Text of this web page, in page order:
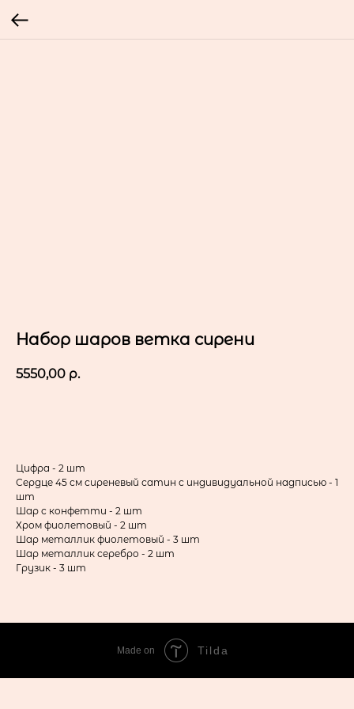
Набор шаров ветка сирени
5550,00 р.
Цифра - 2 шт
Сердце 45 см сиреневый сатин с индивидуальной надписью - 1
шт
Шар с конфетти - 2 шт
Хром фиолетовый - 2 шт
Шар металлик фиолетовый - 3 шт
Шар металлик серебро - 2 шт
Грузик - 3 шт
Made on Tilda